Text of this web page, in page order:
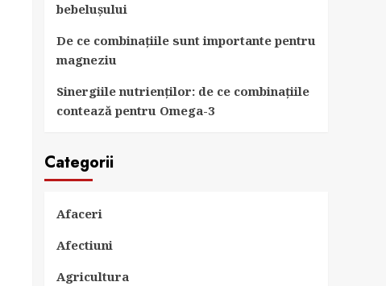
bebelușului
De ce combinațiile sunt importante pentru
magneziu
Sinergiile nutrienților: de ce combinațiile
contează pentru Omega-3
Categorii
Afaceri
Afectiuni
Agricultura